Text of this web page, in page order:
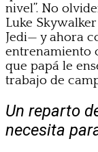
nivel”. No
Luke
Jedi— y ahora
entrenamiento
que papá le
trabajo de
Un reparto
necesita